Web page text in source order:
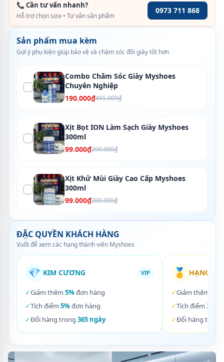
📞 Cần tư vấn nhanh?
Hỗ trợ chọn size • Tư vấn sản phẩm
0973 711 868
Sản phẩm mua kèm
Gợi ý phụ kiện giúp bảo vệ và chăm sóc đôi giày tốt hơn
Combo Chăm Sóc Giày Myshoes
Chuyên Nghiệp
190.000₫455.000₫
Xịt Bọt ION Làm Sạch Giày Myshoes
300ml
99.000₫200.000₫
Xịt Khử Mùi Giày Cao Cấp Myshoes
300ml
99.000₫200.000₫
ĐẶC QUYỀN KHÁCH HÀNG
Vuốt để xem các hạng thành viên Myshoes
💎 KIM CƯƠNG VIP
✓Giảm thêm 5%đơn hàng
✓Tích điểm 5%đơn hàng
✓Đổi hàng trong 365 ngày
🥇 HẠNG
✓Giảm thêm
✓Tích điểm 3%
✓Đổi hàng trong